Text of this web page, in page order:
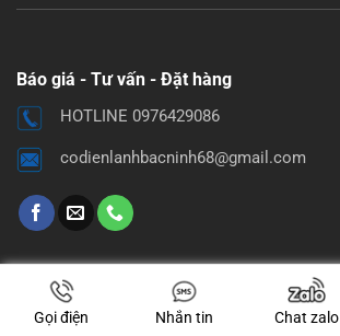
Báo giá - Tư vấn - Đặt hàng
HOTLINE 0976429086
codienlanhbacninh68@gmail.com
Gọi điện Nhắn tin Chat zalo